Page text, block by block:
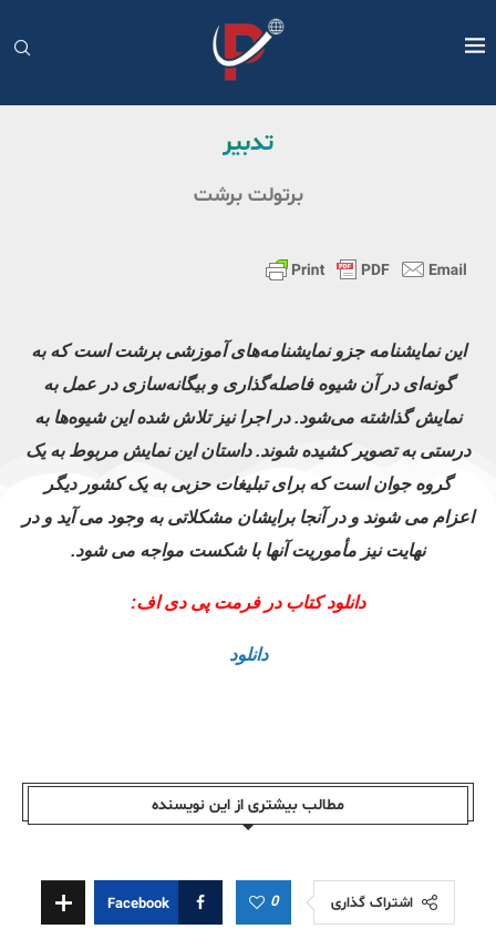
تدبیر
برتولت برشت
این نمایشنامه جزو نمایشنامه‌های آموزشی برشت است که به
گونه‌ای در آن شیوه فاصله‌گذاری و بیگانه‌سازی در عمل به
نمایش گذاشته می‌شود. در اجرا نیز تلاش شده این شیوه‌ها به
درستی به تصویر کشیده شوند. داستان این نمایش مربوط به یک
گروه جوان است که برای تبلیغات حزبی به یک کشور دیگر
اعزام می شوند و در آنجا برایشان مشکلاتی به وجود می آید و در
نهایت نیز مأموریت آنها با شکست مواجه می شود.
دانلود کتاب در فرمت پی دی اف:
دانلود
مطالب بیشتری از این نویسندە
اشتراک گذاری 0
Facebook